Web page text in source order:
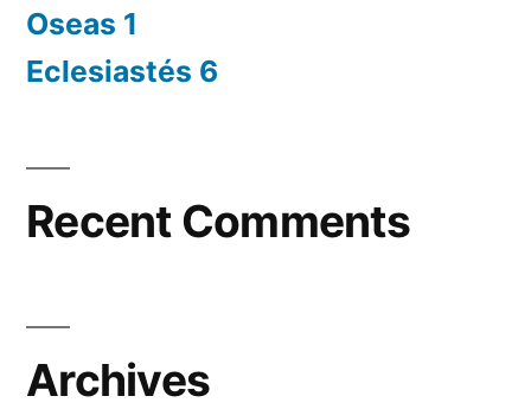
Oseas 1
Eclesiastés 6
Recent Comments
Archives